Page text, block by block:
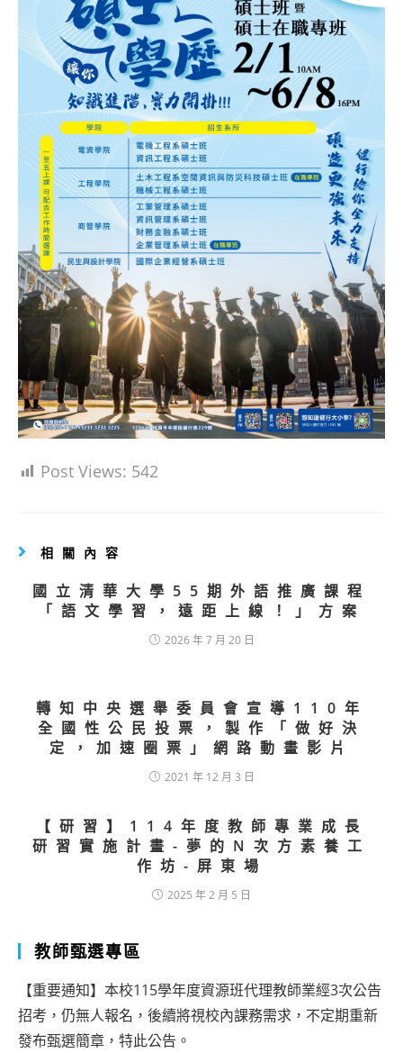
Post Views: 542
相關內容
國立清華大學55期外語推廣課程
「語文學習，遠距上線！」方案
2026 年 7 月 20 日
轉知中央選舉委員會宣導110年
全國性公民投票，製作「做好決
定，加速圈票」網路動畫影片
2021 年 12 月 3 日
【研習】114年度教師專業成長
研習實施計畫-夢的N次方素養工
作坊-屏東場
2025 年 2 月 5 日
教師甄選專區
【重要通知】本校115學年度資源班代理教師業經3次公告
招考，仍無人報名，後續將視校內課務需求，不定期重新
發布甄選簡章，特此公告。